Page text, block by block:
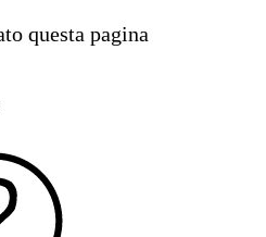
questa pagina